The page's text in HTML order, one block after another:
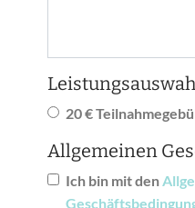
20 €
Allgemeinen
Ich bin mit den